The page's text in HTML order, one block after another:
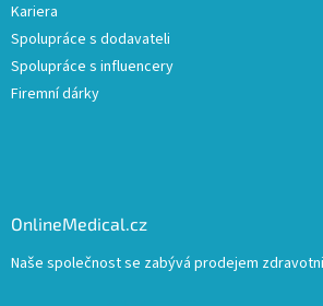
Kariera
Spolupráce s dodavateli
Spolupráce s influencery
Firemní dárky
OnlineMedical.cz
Naše společnost se zabývá prodejem